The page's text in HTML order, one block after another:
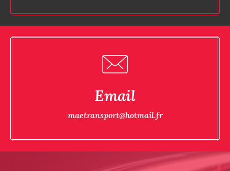
Email
maetransport@hotmail.fr